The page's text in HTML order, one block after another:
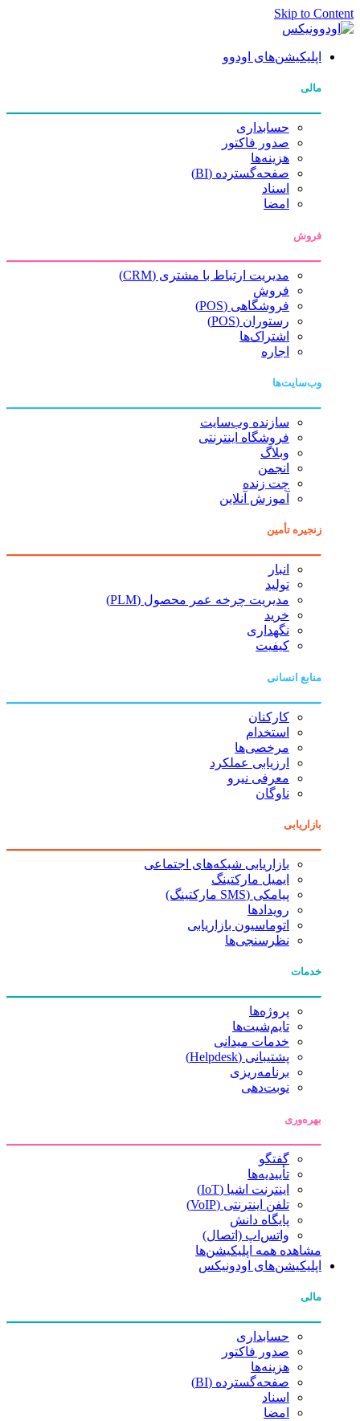
Skip to Content
اپلیکیشن‌های اودوو
مالی
حسابداری
صدور فاکتور
هزینه‌ها
صفحه‌گسترده (BI)
اسناد
امضا
فروش
مدیریت ارتباط با مشتری (CRM)
فروش
فروشگاهی (POS)
رستوران (POS)
اشتراک‌ها
اجاره
وب‌سایت‌ها
سازنده وب‌سایت
فروشگاه اینترنتی
وبلاگ
انجمن
چت زنده
آموزش آنلاین
زنجیره تأمین
انبار
تولید
مدیریت چرخه عمر محصول (PLM)
خرید
نگهداری
کیفیت
منابع انسانی
کارکنان
استخدام
مرخصی‌ها
ارزیابی عملکرد
معرفی نیرو
ناوگان
بازاریابی
بازاریابی شبکه‌های اجتماعی
ایمیل مارکتینگ
پیامکی (SMS مارکتینگ)
رویدادها
اتوماسیون بازاریابی
نظرسنجی‌ها
خدمات
پروژه‌ها
تایم‌شیت‌ها
خدمات میدانی
پشتیبانی (Helpdesk)
برنامه‌ریزی
نوبت‌دهی
بهره‌وری
گفتگو
تأییدیه‌ها
اینترنت اشیا (IoT)
تلفن اینترنتی (VoIP)
پایگاه دانش
واتس‌اپ (اتصال)
مشاهده همه اپلیکیشن‌ها
اپلیکیشن‌های اودونیکس
مالی
حسابداری
صدور فاکتور
هزینه‌ها
صفحه‌گسترده (BI)
اسناد
امضا